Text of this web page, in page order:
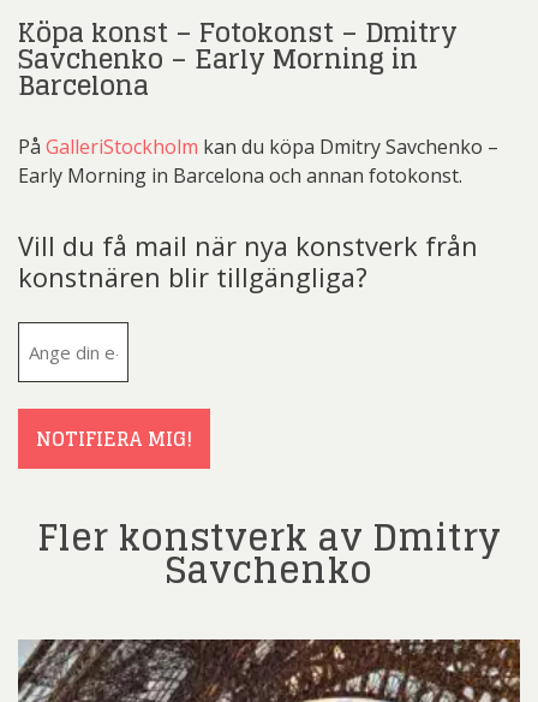
Köpa konst – Fotokonst – Dmitry
Savchenko – Early Morning in
Barcelona
På GalleriStockholm kan du köpa Dmitry Savchenko –
Early Morning in Barcelona och annan fotokonst.
Vill du få mail när nya konstverk från
konstnären blir tillgängliga?
NOTIFIERA MIG!
Fler konstverk av Dmitry
Savchenko